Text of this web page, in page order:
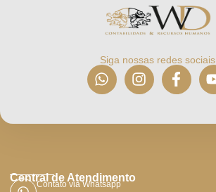
Siga nossas redes sociais
Central de Atendimento
Contato via Whatsapp